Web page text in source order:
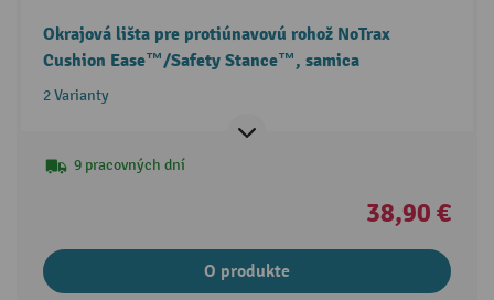
Okrajová lišta pre protiúnavovú rohož NoTrax
Cushion Ease™/Safety Stance™, samica
2 Varianty
9 pracovných dní
38,90 €
O produkte